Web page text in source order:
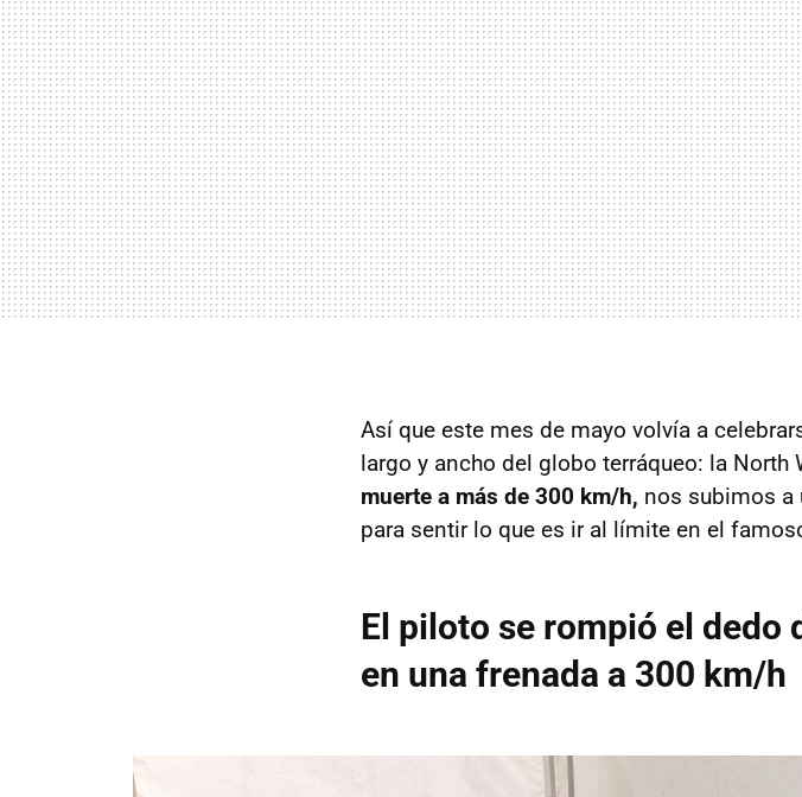
Así que este mes de mayo volvía a
largo y ancho del globo terráqueo: la North
muerte a más de 300 km/h, nos subimos a
para sentir lo que es ir al límite en el
El piloto se rompió el
en una frenada a 300 km/h